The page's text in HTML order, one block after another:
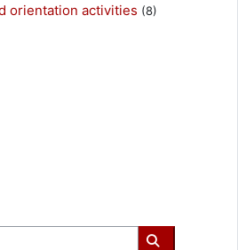
orientation activities (8)